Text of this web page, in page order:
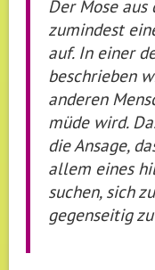
Der Mose
zumindest
auf. In einer
beschrieben
anderen
müde wird.
die Ansage,
allem eines
suchen, sich
gegenseitig